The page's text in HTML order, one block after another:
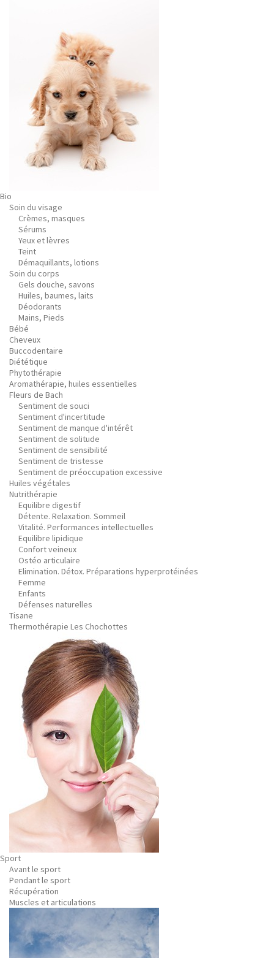
Bio
Soin du visage
Crèmes, masques
Sérums
Yeux et lèvres
Teint
Démaquillants, lotions
Soin du corps
Gels douche, savons
Huiles, baumes, laits
Déodorants
Mains, Pieds
Bébé
Cheveux
Buccodentaire
Diététique
Phytothérapie
Aromathérapie, huiles essentielles
Fleurs de Bach
Sentiment de souci
Sentiment d'incertitude
Sentiment de manque d'intérêt
Sentiment de solitude
Sentiment de sensibilité
Sentiment de tristesse
Sentiment de préoccupation excessive
Huiles végétales
Nutrithérapie
Equilibre digestif
Détente. Relaxation. Sommeil
Vitalité. Performances intellectuelles
Equilibre lipidique
Confort veineux
Ostéo articulaire
Elimination. Détox. Préparations hyperprotéinées
Femme
Enfants
Défenses naturelles
Tisane
Thermothérapie Les Chochottes
Sport
Avant le sport
Pendant le sport
Récupération
Muscles et articulations